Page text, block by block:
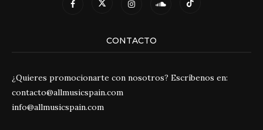
CONTACTO
¿Quieres promocionarte con nosotros? Escríbenos en:
contacto@allmusicspain.com
info@allmusicspain.com